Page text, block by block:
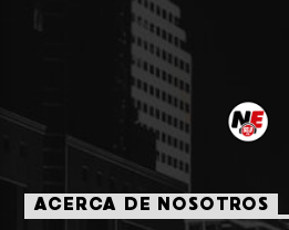
ACERCA DE NOSOTROS